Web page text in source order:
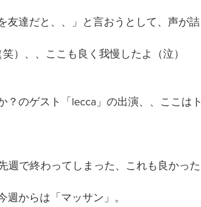
達だと、、」と言おうとして、声が詰
）、、ここも良く我慢したよ（泣）
？のゲスト「lecca」の出演、、ここは
週で終わってしまった、これも良かった
週からは「マッサン」。